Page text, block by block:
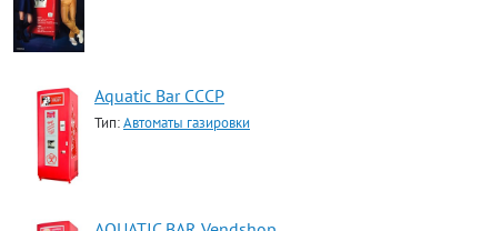
Aquatic Bar CCCP
Тип:Автоматы газировки